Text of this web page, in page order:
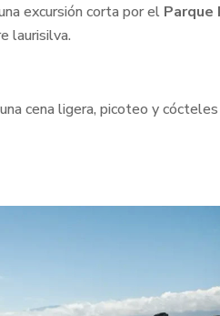
excursión corta por el Parque
laurisilva.
cena ligera, picoteo y cócteles